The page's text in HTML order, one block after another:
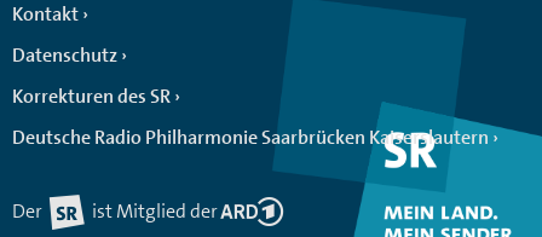
Kontakt
Datenschutz
Korrekturen des SR
Deutsche Radio Philharmonie Saarbrücken Kaiserslautern
Der ist Mitglied der